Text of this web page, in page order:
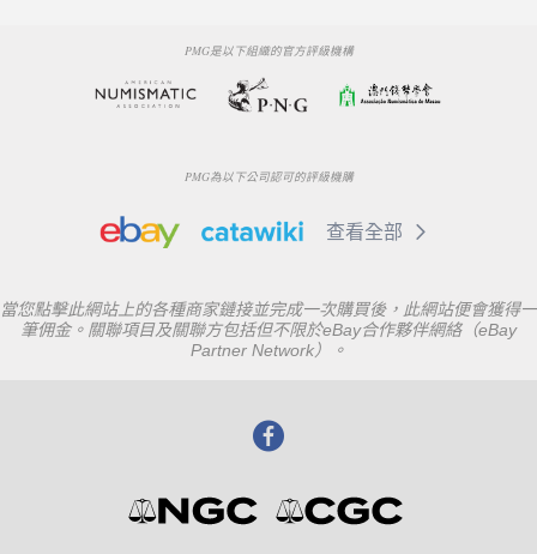
PMG是以下組織的官方評級機構
PMG為以下公司認可的評級機購
查看全部
當您點擊此網站上的各種商家鏈接並完成一次購買後，此網站便會獲得一
筆佣金。關聯項目及關聯方包括但不限於eBay合作夥伴網絡（eBay
Partner Network）。